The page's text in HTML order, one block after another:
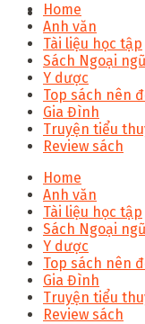
Home
Anh văn
Tài liệu học tập
Sách Ngoại
Y dược
Top sách nên
Gia Đình
Truyện tiểu
Review sách
Home
Anh văn
Tài liệu học tập
Sách Ngoại
Y dược
Top sách nên
Gia Đình
Truyện tiểu
Review sách